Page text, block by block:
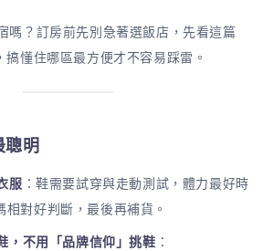
嗎？訂房前先別急著選飯店，先看這篇
搞懂住哪區最方便才不容易踩雷。
聰明
服 ：鞋需要試穿與走動測試，體力最好時
相對好判斷，最後再補貨。
，不用「品牌信仰」挑鞋 ：